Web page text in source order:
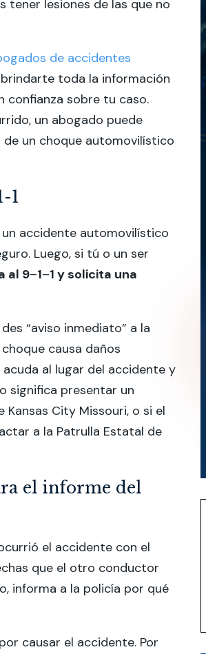
tener lesiones de las que no
de accidentes
toda la información
confianza sobre tu caso.
un abogado puede
un choque automovilístico
1
accidente automovilístico
Luego, si tú o un ser
al 9–1–1 y solicita una
“aviso inmediato” a la
causa daños
al lugar del accidente y
significa presentar un
City Missouri, o si el
a la Patrulla Estatal de
el informe del
el accidente con el
que el otro conductor
informa a la policía por qué
causar el accidente. Por